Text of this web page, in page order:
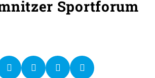
Sportforum